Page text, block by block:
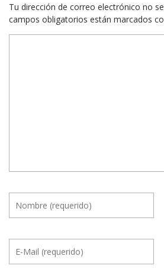
Tu dirección de correo electrónico no
campos obligatorios están marcados